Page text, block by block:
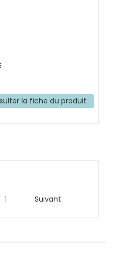
la fiche du produit
1 Suivant